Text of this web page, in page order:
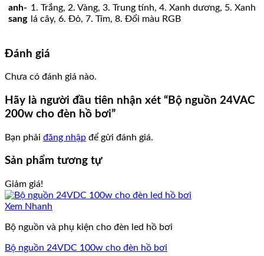
anh-
sang
1. Trắng, 2. Vàng, 3. Trung tính, 4. Xanh dương, 5. Xanh
lá cây, 6. Đỏ, 7. Tím, 8. Đổi màu RGB
Đánh giá
Chưa có đánh giá nào.
Hãy là người đầu tiên nhận xét “Bộ nguồn 24VAC
200w cho đèn hồ bơi”
Bạn phải đăng nhập để gửi đánh giá.
Sản phẩm tương tự
Giảm giá!
Xem Nhanh
Bộ nguồn và phụ kiện cho đèn led hồ bơi
Bộ nguồn 24VDC 100w cho đèn hồ bơi